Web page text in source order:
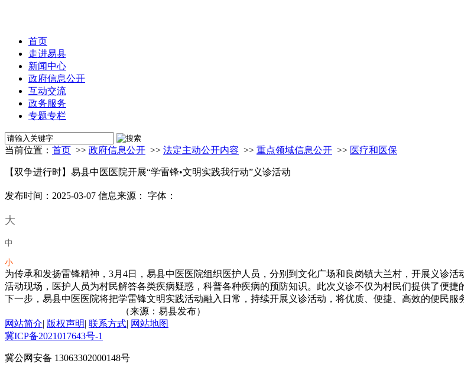
首页
走进易县
新闻中心
政府信息公开
互动交流
政务服务
专题专栏
当前位置： 首页 >> 政府信息公开 >> 法定主动公开内容 >> 重点领域信息公开 >> 医疗和医保
【双争进行时】易县中医医院开展“学雷锋•文明实践我行动”义诊活动
发布时间：2025-03-07 信息来源： 字体：
大
中
小
为传承和发扬雷锋精神，3月4日，易县中医医院组织医护人员，分别到文化广场和良岗镇大兰村，开展义诊活
活动现场，医护人员为村民解答各类疾病疑惑，科普各种疾病的预防知识。此次义诊不仅为村民们提供了便
下一步，易县中医医院将把学雷锋文明实践活动融入日常，持续开展义诊活动，将优质、便捷、高效的便民服
（来源：易县发布）
网站简介| 版权声明| 联系方式| 网站地图
冀ICP备2021017643号-1
冀公网安备 13063302000148号